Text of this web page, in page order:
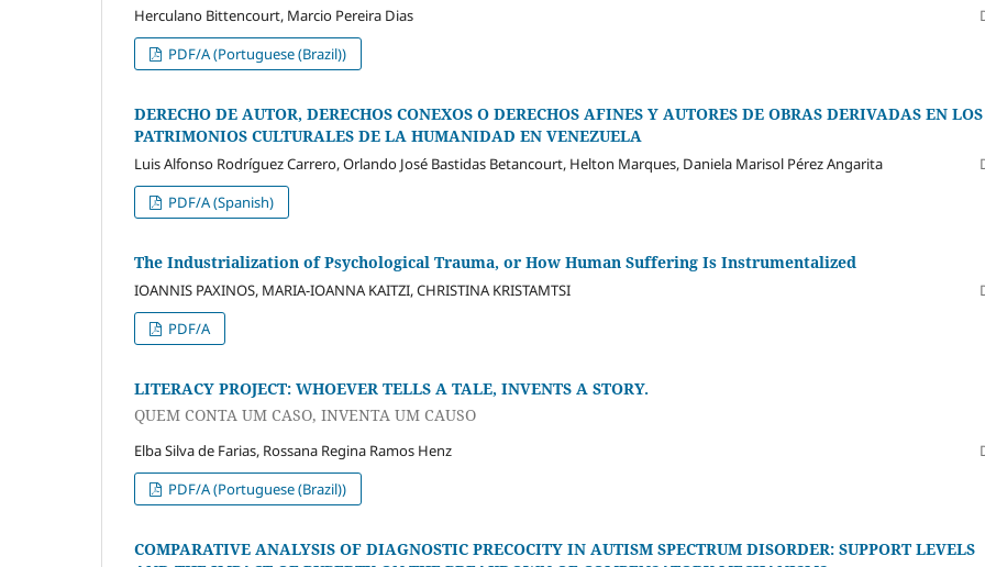
Herculano Bittencourt, Marcio Pereira Dias
PDF/A (Portuguese (Brazil))
DERECHO DE AUTOR, DERECHOS CONEXOS O DERECHOS AFINES Y AUTORES DE OBRAS DERIVADAS EN LOS
PATRIMONIOS CULTURALES DE LA HUMANIDAD EN VENEZUELA
Luis Alfonso Rodríguez Carrero, Orlando José Bastidas Betancourt, Helton Marques, Daniela Marisol Pérez Angarita
PDF/A (Spanish)
The Industrialization of Psychological Trauma, or How Human Suffering Is Instrumentalized
IOANNIS PAXINOS, MARIA-IOANNA KAITZI, CHRISTINA KRISTAMTSI
PDF/A
LITERACY PROJECT: WHOEVER TELLS A TALE, INVENTS A STORY.
QUEM CONTA UM CASO, INVENTA UM CAUSO
Elba Silva de Farias, Rossana Regina Ramos Henz
PDF/A (Portuguese (Brazil))
COMPARATIVE ANALYSIS OF DIAGNOSTIC PRECOCITY IN AUTISM SPECTRUM DISORDER: SUPPORT LEVELS